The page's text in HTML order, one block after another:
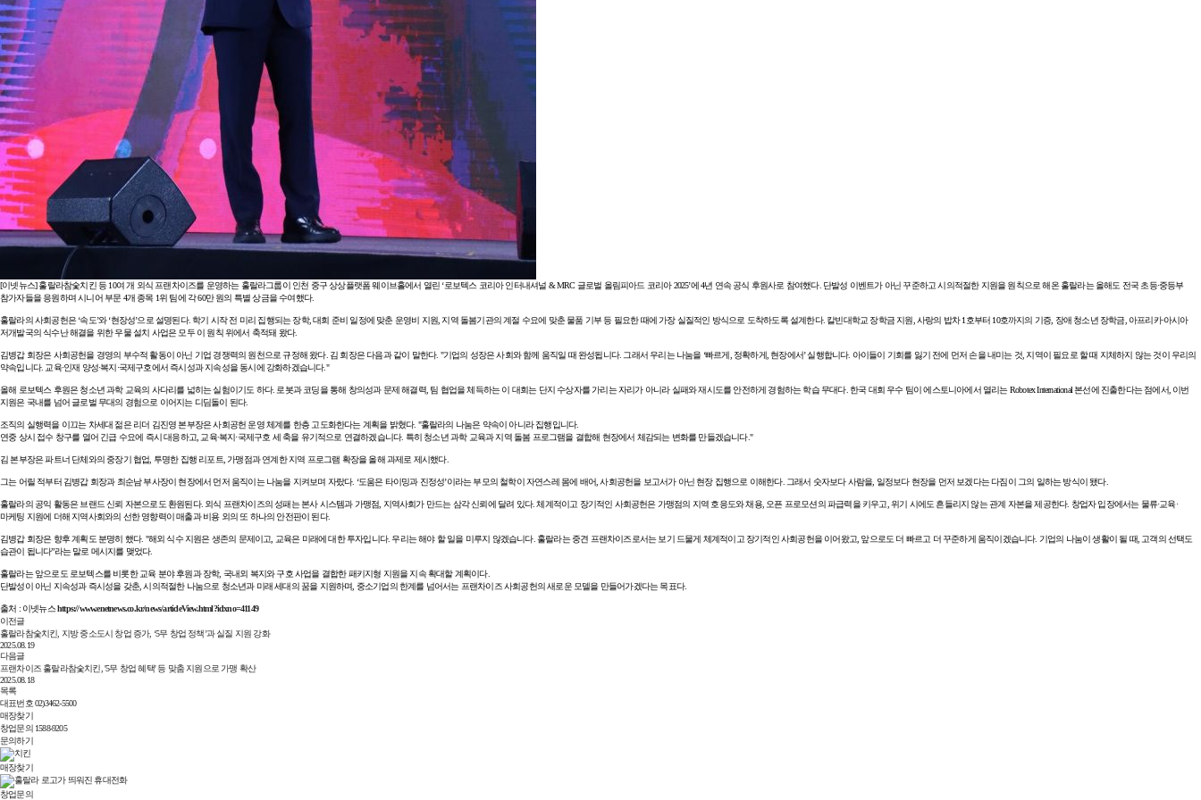
[이넷뉴스] 훌랄라참숯치킨 등 10여 개 외식 프랜차이즈를 운영하는 훌랄라그룹이 인천 중구 상상플랫폼 웨이브홀에서 열린 ‘로보텍스 코리아 인터내셔널 & MRC 글로벌 올림피아드 코리아 2025’에 4년 연속 공식 후원사로 참여했다. 단발성 이벤트가 아닌 꾸준하고 시의적절한 지원을 원칙으로 해온 훌랄라는 올해도 전국 초등·중등부
참가자들을 응원하며 시니어 부문 4개 종목 1위 팀에 각 60만 원의 특별 상금을 수여했다.
훌랄라의 사회공헌은 ‘속도’와 ‘현장성’으로 설명된다. 학기 시작 전 미리 집행되는 장학, 대회 준비 일정에 맞춘 운영비 지원, 지역 돌봄기관의 계절 수요에 맞춘 물품 기부 등 필요한 때에 가장 실질적인 방식으로 도착하도록 설계한다. 칼빈대학교 장학금 지원, 사랑의 밥차 1호부터 10호까지의 기증, 장애 청소년 장학금, 아프리카·아시아
저개발국의 식수난 해결을 위한 우물 설치 사업은 모두 이 원칙 위에서 축적돼 왔다.
김병갑 회장은 사회공헌을 경영의 부수적 활동이 아닌 기업 경쟁력의 원천으로 규정해 왔다. 김 회장은 다음과 같이 말한다. "기업의 성장은 사회와 함께 움직일 때 완성됩니다. 그래서 우리는 나눔을 ‘빠르게, 정확하게, 현장에서’ 실행합니다. 아이들이 기회를 잃기 전에 먼저 손을 내미는 것, 지역이 필요로 할 때 지체하지 않는 것이 우리의
약속입니다. 교육·인재 양성·복지·국제구호에서 즉시성과 지속성을 동시에 강화하겠습니다."
올해 로보텍스 후원은 청소년 과학 교육의 사다리를 넓히는 실험이기도 하다. 로봇과 코딩을 통해 창의성과 문제 해결력, 팀 협업을 체득하는 이 대회는 단지 수상자를 가리는 자리가 아니라 실패와 재시도를 안전하게 경험하는 학습 무대다. 한국 대회 우수 팀이 에스토니아에서 열리는 Robotex International 본선에 진출한다는 점에서, 이번
지원은 국내를 넘어 글로벌 무대의 경험으로 이어지는 디딤돌이 된다.
조직의 실행력을 이끄는 차세대 젊은 리더 김진영 본부장은 사회공헌 운영 체계를 한층 고도화한다는 계획을 밝혔다. "훌랄라의 나눔은 약속이 아니라 집행입니다.
연중 상시 접수 창구를 열어 긴급 수요에 즉시 대응하고, 교육·복지·국제구호 세 축을 유기적으로 연결하겠습니다. 특히 청소년 과학 교육과 지역 돌봄 프로그램을 결합해 현장에서 체감되는 변화를 만들겠습니다."
김 본부장은 파트너 단체와의 중장기 협업, 투명한 집행 리포트, 가맹점과 연계한 지역 프로그램 확장을 올해 과제로 제시했다.
그는 어릴 적부터 김병갑 회장과 최순남 부사장이 현장에서 먼저 움직이는 나눔을 지켜보며 자랐다. ‘도움은 타이밍과 진정성’이라는 부모의 철학이 자연스레 몸에 배어, 사회공헌을 보고서가 아닌 현장 집행으로 이해한다. 그래서 숫자보다 사람을, 일정보다 현장을 먼저 보겠다는 다짐이 그의 일하는 방식이 됐다.
훌랄라의 공익 활동은 브랜드 신뢰 자본으로도 환원된다. 외식 프랜차이즈의 성패는 본사 시스템과 가맹점, 지역사회가 만드는 삼각 신뢰에 달려 있다. 체계적이고 장기적인 사회공헌은 가맹점의 지역 호응도와 채용, 오픈 프로모션의 파급력을 키우고, 위기 시에도 흔들리지 않는 관계 자본을 제공한다. 창업자 입장에서는 물류·교육·
마케팅 지원에 더해 지역사회와의 선한 영향력이 매출과 비용 외의 또 하나의 안전판이 된다.
김병갑 회장은 향후 계획도 분명히 했다. "해외 식수 지원은 생존의 문제이고, 교육은 미래에 대한 투자입니다. 우리는 해야 할 일을 미루지 않겠습니다. 훌랄라는 중견 프랜차이즈로서는 보기 드물게 체계적이고 장기적인 사회공헌을 이어왔고, 앞으로도 더 빠르고 더 꾸준하게 움직이겠습니다. 기업의 나눔이 생활이 될 때, 고객의 선택도
습관이 됩니다”라는 말로 메시지를 맺었다.
훌랄라는 앞으로도 로보텍스를 비롯한 교육 분야 후원과 장학, 국내외 복지와 구호 사업을 결합한 패키지형 지원을 지속 확대할 계획이다.
단발성이 아닌 지속성과 즉시성을 갖춘, 시의적절한 나눔으로 청소년과 미래 세대의 꿈을 지원하며, 중소기업의 한계를 넘어서는 프랜차이즈 사회공헌의 새로운 모델을 만들어가겠다는 목표다.
출처 : 이넷뉴스https://www.enetnews.co.kr/news/articleView.html?idxno=41149
이전글
훌랄라참숯치킨, 지방 중소도시 창업 증가, ‘5무 창업 정책’과 실질 지원 강화
2025.08.19
다음글
프랜차이즈 훌랄라참숯치킨, '5무 창업 혜택' 등 맞춤 지원으로 가맹 확산
2025.08.18
목록
대표번호02)3462-5500
매장찾기
창업문의1588-9205
문의하기
매장찾기
창업문의